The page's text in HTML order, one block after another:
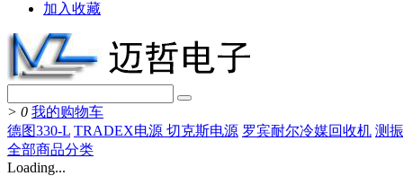
加入收藏
> 0 我的购物车
德图330-L TRADEX电源 切克斯电源 罗宾耐尔冷媒回收机 测
全部商品分类
Loading...